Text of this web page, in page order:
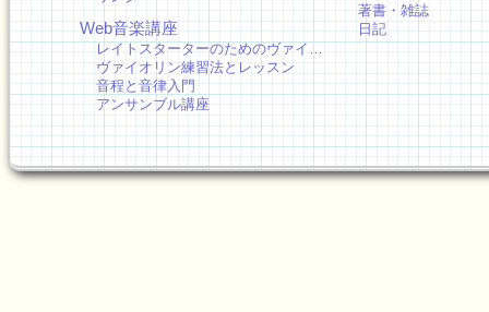
Web音楽講座
レイトスターターのためのヴァイ…
ヴァイオリン練習法とレッスン
音程と音律入門
アンサンブル講座
著書・雑誌
日記